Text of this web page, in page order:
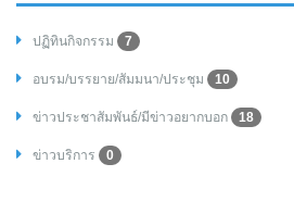
ปฏิทินกิจกรรม 7
อบรม/บรรยาย/สัมมนา/ประชุม 10
ข่าวประชาสัมพันธ์/มีข่าวอยากบอก 18
ข่าวบริการ 0